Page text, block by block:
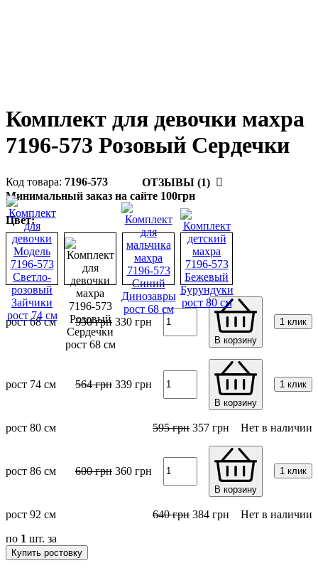
Комплект для девочки махра
7196-573 Розовый Сердечки
7196-573
ОТЗЫВЫ (1)
Минимальный заказ на сайте 100грн
Цвет:
рост 68 см 550грн 330 грн
В корзину
1 клик
рост 74 см 564грн 339 грн
В корзину
1 клик
рост 80 см 595грн 357 грн Нет в наличии
рост 86 см 600грн 360 грн
В корзину
1 клик
рост 92 см 640грн 384 грн
Нет в наличии
по 1 шт. за
Купить ростовку